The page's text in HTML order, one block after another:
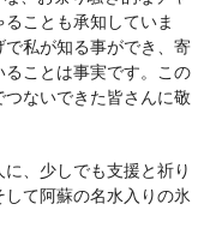
ことも承知していま
私が知る事ができ、寄
ことは事実です。この
ないできた皆さんに敬
、少しでも支援と祈り
て阿蘇の名水入りの氷